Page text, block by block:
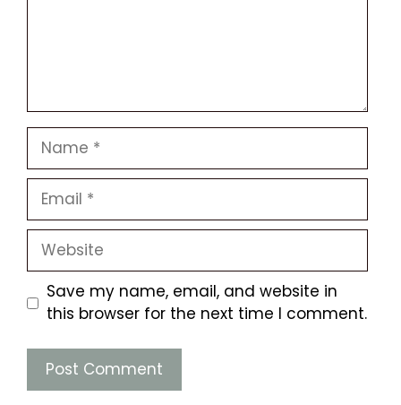
Name
Email
Website
Save my name, email, and website in
this browser for the next time I comment.